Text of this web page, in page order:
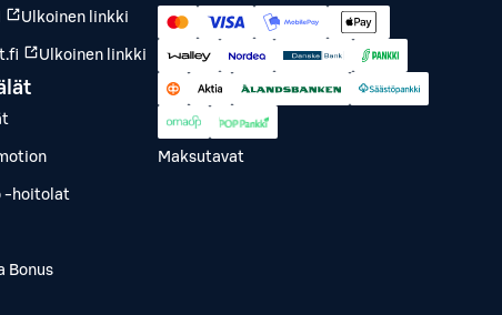
Ulkoinen linkki
Ulkoinen linkki
-hoitolat
Bonus
Maksutavat